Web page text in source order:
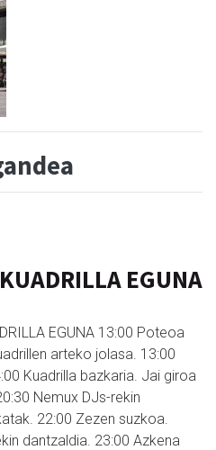
EGUNA
EGUNA 13:00 Poteoa
arteko jolasa. 13:00
Kuadrilla bazkaria. Jai giroa
Nemux DJs-rekin
22:00 Zezen suzkoa.
dantzaldia. 23:00 Azkena